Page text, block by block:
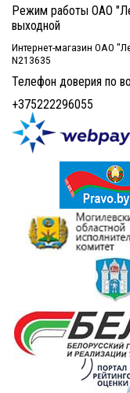
Режим работы ОАО
выходной
Интернет-магазин ОАО
N213635
Телефон доверия по
+375222296055